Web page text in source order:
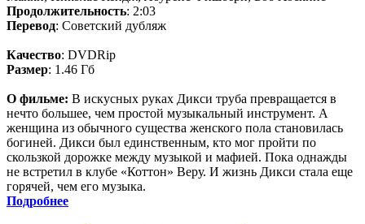
Продолжительность: 2:03
Перевод: Советский дубляж
Качество: DVDRip
Размер: 1.46 Гб
О фильме: В искусных руках Дикси труба превращается в
нечто большее, чем простой музыкальный инструмент. А
женщина из обычного существа женского пола становилась
богиней. Дикси был единственным, кто мог пройти по
скользкой дорожке между музыкой и мафией. Пока однажды
не встретил в клубе «Коттон» Веру. И жизнь Дикси стала еще
горячей, чем его музыка.
Подробнее